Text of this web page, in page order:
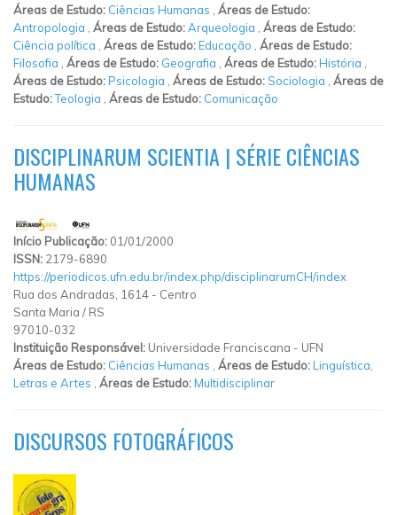
Áreas de Estudo: Ciências Humanas
Áreas de Estudo:
Antropologia
Áreas de Estudo:Arqueologia
Áreas de Estudo:
Ciência política
Áreas de Estudo:Educação
Áreas de Estudo:
Filosofia
Áreas de Estudo: Geografia Áreas de Estudo:História
Áreas de Estudo:Psicologia Áreas de Estudo:Sociologia
Áreas de
Estudo:Teologia Áreas de Estudo: Comunicação
DISCIPLINARUM SCIENTIA | SÉRIE CIÊNCIAS
HUMANAS
Início Publicação: 01/01/2000
ISSN: 2179-6890
https://periodicos.ufn.edu.br/index.php/disciplinarumCH/index
Rua dos Andradas, 1614 - Centro
Santa Maria / RS
97010-032
Instituição Responsável: Universidade Franciscana - UFN
Áreas de Estudo: Ciências Humanas Áreas de Estudo:Linguística,
Letras e Artes
Áreas de Estudo:Multidisciplinar
DISCURSOS FOTOGRÁFICOS